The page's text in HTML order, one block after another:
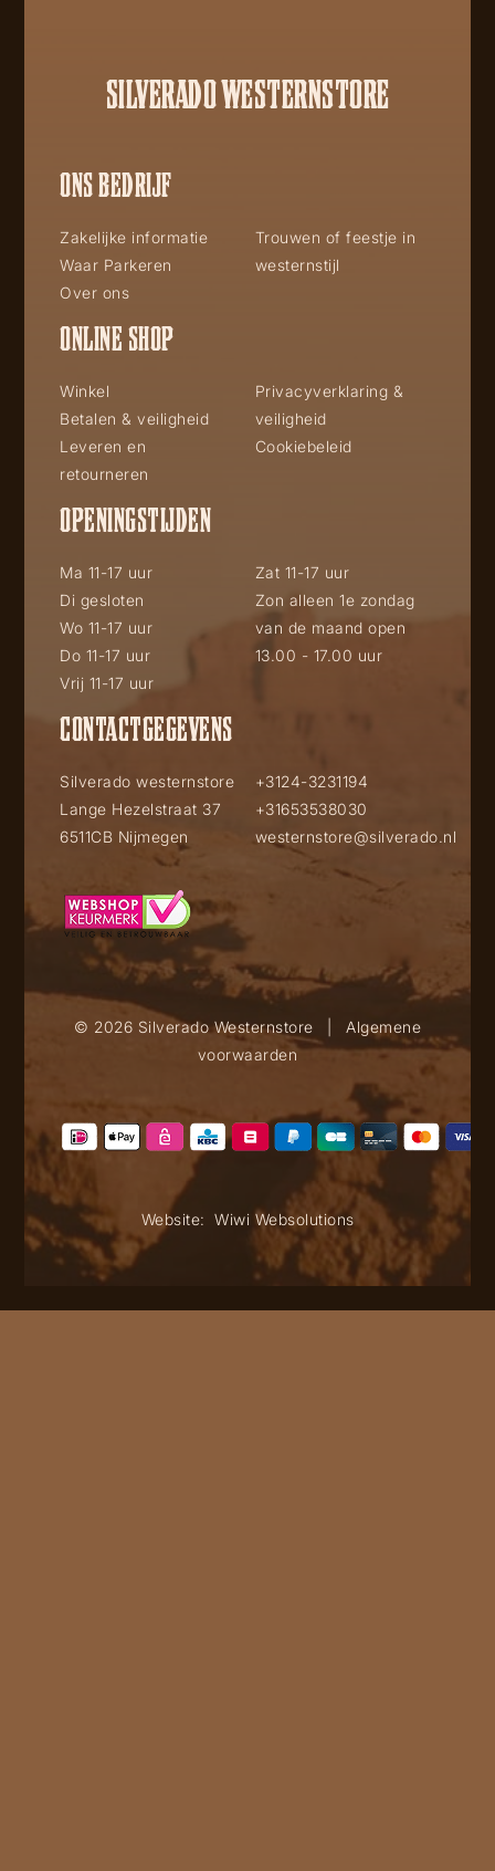
SILVERADO WESTERNSTORE
ONS BEDRIJF
Zakelijke informatie
Waar Parkeren
Over ons
Trouwen of feestje in
westernstijl
ONLINE SHOP
Winkel
Betalen & veiligheid
Leveren en
retourneren
Privacyverklaring &
veiligheid
Cookiebeleid
OPENINGSTIJDEN
Ma 11-17 uur
Di gesloten
Wo 11-17 uur
Do 11-17 uur
Vrij 11-17 uur
Zat 11-17 uur
Zon alleen 1e zondag
van de maand open
13.00 - 17.00 uur
CONTACTGEGEVENS
Silverado westernstore
Lange Hezelstraat 37
6511CB Nijmegen
+3124-3231194
+31653538030
westernstore@silverado.nl
© 2026 Silverado Westernstore
Algemene
voorwaarden
Website: Wiwi Websolutions